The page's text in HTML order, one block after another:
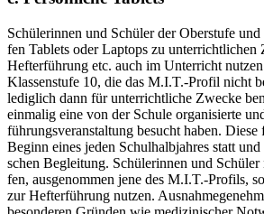
Schü­le­rin­nen und Schü­ler der Ober­stu­fe
fen Tablets oder Lap­tops zu
Hef­ter­füh­rung etc. auch im Unter­richt
Klas­sen­stu­fe 10, die das M.I.T.-Profil nicht
ledig­lich dann für unter­richt­li­che Zwe­cke
ein­ma­lig eine von der Schu­le orga­ni­sier­te
füh­rungs­ver­an­stal­tung besucht haben.
Beginn eines jeden Schul­halb­jah­res statt
schen Beglei­tung. Schü­le­rin­nen und
fen, aus­ge­nom­men jene des M.I.T.-Profils,
zur Hef­ter­füh­rung nut­zen.